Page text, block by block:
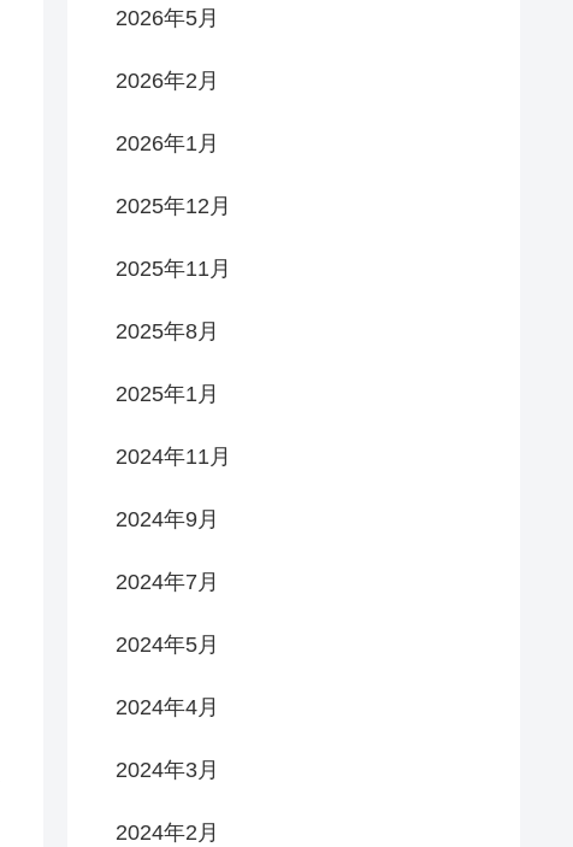
2026年5月
2026年2月
2026年1月
2025年12月
2025年11月
2025年8月
2025年1月
2024年11月
2024年9月
2024年7月
2024年5月
2024年4月
2024年3月
2024年2月